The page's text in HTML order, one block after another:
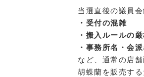
当選直後の議員
・受付の混雑
・搬入ルールの厳
・事務所名・会
など、通常の店
胡蝶蘭を販売する